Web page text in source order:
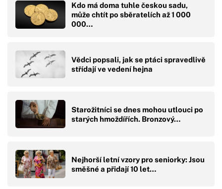
Kdo má doma tuhle českou sadu,
může chtít po sběratelích až 1 000
000…
Vědci popsali, jak se ptáci spravedlivě
střídají ve vedení hejna
Starožitníci se dnes mohou utlouci po
starých hmoždířích. Bronzový…
Nejhorší letní vzory pro seniorky: Jsou
směšné a přidají 10 let…